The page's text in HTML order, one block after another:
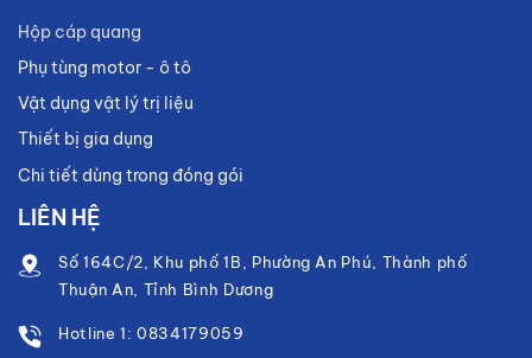
Hộp cáp quang
Phụ tùng motor - ô tô
Vật dụng vật lý trị liệu
Thiết bị gia dụng
Chi tiết dùng trong đóng gói
LIÊN HỆ
Số 164C/2, Khu phố 1B, Phường An Phú, Thành phố
Thuận An, Tỉnh Bình Dương
Hotline 1: 0834179059